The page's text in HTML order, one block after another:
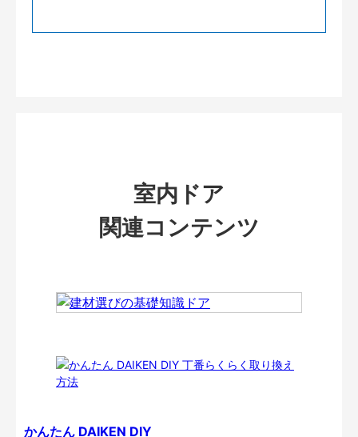
室内ドア
関連コンテンツ
かんたん DAIKEN DIY